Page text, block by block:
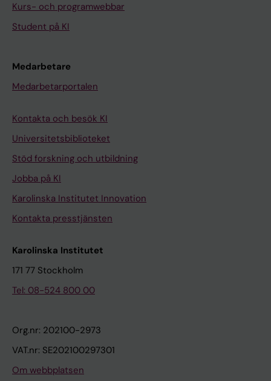
Kurs- och programwebbar
Student på KI
Medarbetare
Medarbetarportalen
Kontakta och besök KI
Universitetsbiblioteket
Stöd forskning och utbildning
Jobba på KI
Karolinska Institutet Innovation
Kontakta presstjänsten
Karolinska Institutet
171 77 Stockholm
Tel: 08-524 800 00
Org.nr: 202100-2973
VAT.nr: SE202100297301
Om webbplatsen